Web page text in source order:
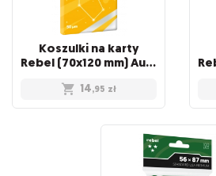
Koszulki na karty
Rebel (70x120 mm) Auriga Light, 100 sztuk
14,95 zł